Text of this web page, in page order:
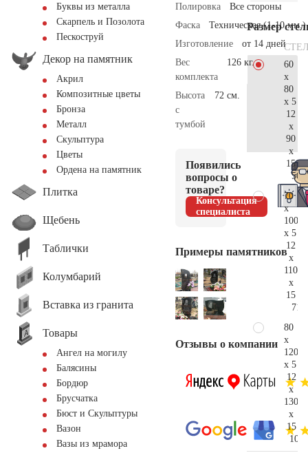
Буквы из металла
Скарпель и Позолота
Пескоструй
Декор на памятник
Акрил
Композитные цветы
Бронза
Металл
Скульптура
Цветы
Ордена на памятник
Плитка
Щебень
Таблички
Колумбарий
Вставка из гранита
Товары
Ангел на могилу
Балясины
Бордюр
Брусчатка
Бюст и Скульптуры
Вазон
Вазы из мрамора
Полировка
Все стороны
Фаска
Техническая (1-10 мм.)
Изготовление
от 14 дней
Вес
комплекта
126 кг.
Высота
с
тумбой
72 см.
Появились
вопросы о
товаре?
Консультация
специалиста
Примеры памятников
Отзывы о компании
Размер
60
x
80
x 5
12
x
90
x
15
70
x
100
x 5
12
x
110
x
15
80
x
120
x 5
12
x
130
x
15